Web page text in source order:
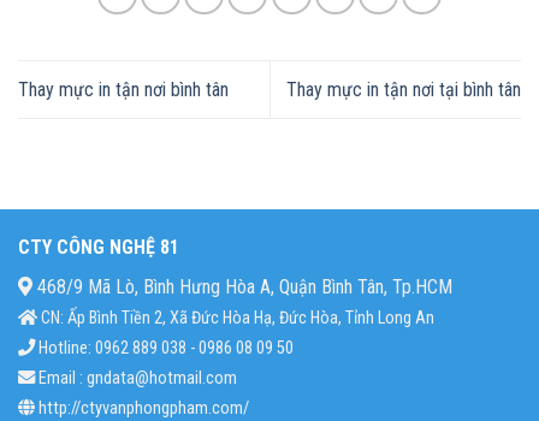
Thay mực in tận nơi bình tân Thay mực in tận nơi tại bình tân
CTY CÔNG NGHỆ 81
468/9 Mã Lò, Bình Hưng Hòa A, Quận Bình Tân, Tp.HCM
CN: Ấp Bình Tiền 2, Xã Đức Hòa Hạ, Đức Hòa, Tỉnh Long An
Hotline: 0962 889 038 - 0986 08 09 50
Email : gndata@hotmail.com
http://ctyvanphongpham.com/